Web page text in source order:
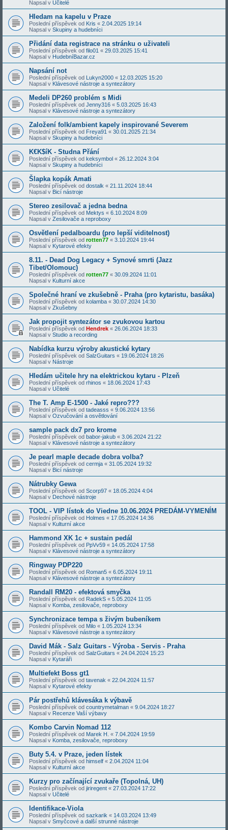
Napsal v Učitelé
Hledam na kapelu v Praze
Poslední příspěvek od Kris « 2.04.2025 19:14
Napsal v Skupiny a hudebníci
Přidání data registrace na stránku o uživateli
Poslední příspěvek od filo01 « 29.03.2025 15:41
Napsal v HudebníBazar.cz
Napsání not
Poslední příspěvek od Lukyn2000 « 12.03.2025 15:20
Napsal v Klávesové nástroje a syntezátory
Medeli DP260 problém s Midi
Poslední příspěvek od Jenny316 « 5.03.2025 16:43
Napsal v Klávesové nástroje a syntezátory
Založení folk/ambient kapely inspirované Severem
Poslední příspěvek od Freya91 « 30.01.2025 21:34
Napsal v Skupiny a hudebníci
K€K$íK - Studna Přání
Poslední příspěvek od keksymbol « 26.12.2024 3:04
Napsal v Skupiny a hudebníci
Šlapka kopák Amati
Poslední příspěvek od dostalk « 21.11.2024 18:44
Napsal v Bicí nástroje
Stereo zesilovač a jedna bedna
Poslední příspěvek od Mektys « 6.10.2024 8:09
Napsal v Zesilovače a reproboxy
Osvětlení pedalboardu (pro lepší viditelnost)
Poslední příspěvek od rotten77 « 3.10.2024 19:44
Napsal v Kytarové efekty
8.11. - Dead Dog Legacy + Synové smrti (Jazz
Tibet/Olomouc)
Poslední příspěvek od rotten77 « 30.09.2024 11:01
Napsal v Kulturní akce
Společné hraní ve zkušebně - Praha (pro kytaristu, basáka)
Poslední příspěvek od kolamba « 30.07.2024 14:30
Napsal v Zkušebny
Jak propojit syntezátor se zvukovou kartou
Poslední příspěvek od Hendrek « 26.06.2024 18:33
Napsal v Studio a recording
Nabídka kurzu výroby akustické kytary
Poslední příspěvek od SalzGuitars « 19.06.2024 18:26
Napsal v Nástroje
Hledám učitele hry na elektrickou kytaru - Plzeň
Poslední příspěvek od rhinos « 18.06.2024 17:43
Napsal v Učitelé
The T. Amp E-1500 - Jaké repro???
Poslední příspěvek od tadeasss « 9.06.2024 13:56
Napsal v Ozvučování a osvětlování
sample pack dx7 pro krome
Poslední příspěvek od babor-jakub « 3.06.2024 21:22
Napsal v Klávesové nástroje a syntezátory
Je pearl maple decade dobra volba?
Poslední příspěvek od cermja « 31.05.2024 19:32
Napsal v Bicí nástroje
Nátrubky Gewa
Poslední příspěvek od Scorp97 « 18.05.2024 4:04
Napsal v Dechové nástroje
TOOL - VIP lístok do Viedne 10.06.2024 PREDÁM-VYMENÍM
Poslední příspěvek od Holmes « 17.05.2024 14:36
Napsal v Kulturní akce
Hammond XK 1c + sustain pedál
Poslední příspěvek od PpVv59 « 14.05.2024 17:58
Napsal v Klávesové nástroje a syntezátory
Ringway PDP220
Poslední příspěvek od Roman5 « 6.05.2024 19:11
Napsal v Klávesové nástroje a syntezátory
Randall RM20 - efektová smyčka
Poslední příspěvek od RadekS « 5.05.2024 11:05
Napsal v Komba, zesilovače, reproboxy
Synchronizace tempa s živým bubeníkem
Poslední příspěvek od Milo « 1.05.2024 13:34
Napsal v Klávesové nástroje a syntezátory
David Mák - Salz Guitars - Výroba - Servis - Praha
Poslední příspěvek od SalzGuitars « 24.04.2024 15:23
Napsal v Kytaráři
Multiefekt Boss gt1
Poslední příspěvek od tavenak « 22.04.2024 11:57
Napsal v Kytarové efekty
Pár postřehů klávesáka k výbavě
Poslední příspěvek od countrymetalman « 9.04.2024 18:27
Napsal v Recenze Vaší výbavy
Kombo Carvin Nomad 112
Poslední příspěvek od Marek H. « 7.04.2024 19:59
Napsal v Komba, zesilovače, reproboxy
Buty 5.4. v Praze, jeden lístek
Poslední příspěvek od himself « 2.04.2024 11:04
Napsal v Kulturní akce
Kurzy pro začínající zvukaře (Topolná, UH)
Poslední příspěvek od jiriregent « 27.03.2024 17:22
Napsal v Učitelé
Identifikace-Viola
Poslední příspěvek od sazkarik « 14.03.2024 13:49
Napsal v Smyčcové a další strunné nástroje